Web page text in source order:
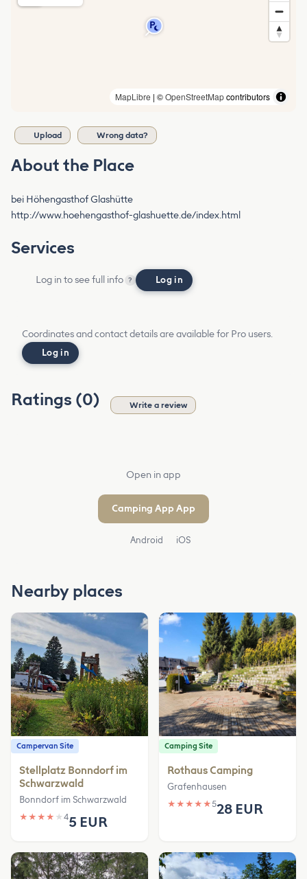
MapLibre | ©OpenStreetMapcontributors
Upload Wrong data?
About the Place
bei Höhengasthof Glashütte
http://www.hoehengasthof-glashuette.de/index.html
Services
Log in to see full info ? Log in
Coordinates and contact details are available for Pro users.
Log in
Ratings (0) Write a review
Open in app
Camping App App
Android iOS
Nearby places
Campervan Site
Stellplatz Bonndorf im
Schwarzwald
Bonndorf im Schwarzwald
★ ★ ★ ★ ★ 45 EUR
Camping Site
Rothaus Camping
Grafenhausen
★ ★ ★ ★ ★528 EUR